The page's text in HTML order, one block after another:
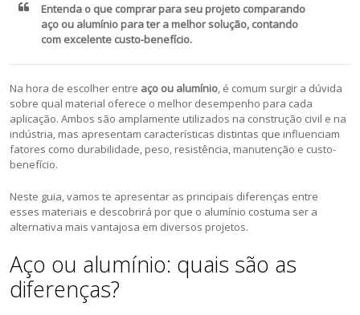
Entenda o que comprar para seu projeto comparando
aço ou alumínio para ter a melhor solução, contando
com excelente custo-benefício.
Na hora de escolher entre aço ou alumínio , é comum surgir a dúvida
sobre qual material oferece o melhor desempenho para cada
aplicação. Ambos são amplamente utilizados na construção civil e na
indústria, mas apresentam características distintas que influenciam
fatores como durabilidade, peso, resistência, manutenção e custo-
benefício.
Neste guia, vamos te apresentar as principais diferenças entre
esses materiais e descobrirá por que o alumínio costuma ser a
alternativa mais vantajosa em diversos projetos.
Aço ou alumínio: quais são as
diferenças?